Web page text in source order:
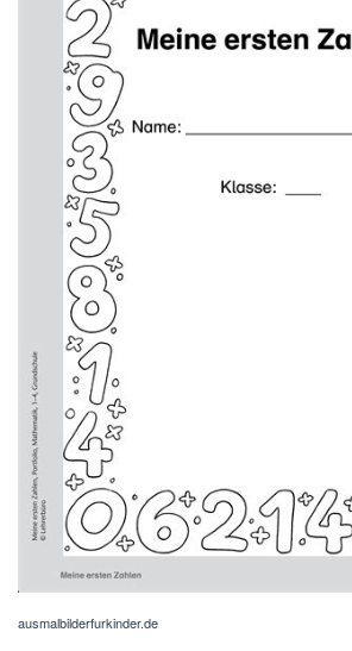
ausmalbilderfurkinder.de